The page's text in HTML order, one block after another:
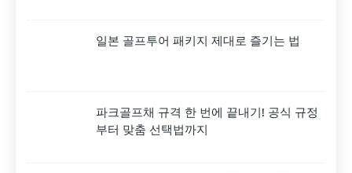
일본 골프투어 패키지 제대로 즐기는 법
파크골프채 규격 한 번에 끝내기! 공식 규정
부터 맞춤 선택법까지